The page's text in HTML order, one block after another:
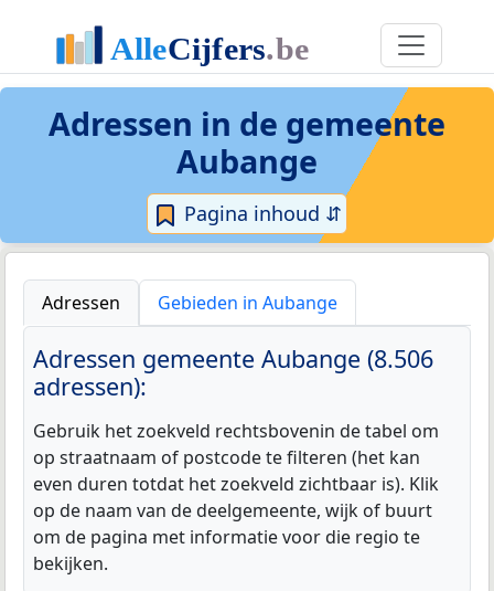
Adressen in de gemeente
Aubange
Pagina inhoud ⇵
Adressen Gebieden in Aubange
Adressen gemeente Aubange (8.506
adressen):
Gebruik het zoekveld rechtsbovenin de tabel om
op straatnaam of postcode te filteren (het kan
even duren totdat het zoekveld zichtbaar is). Klik
op de naam van de deelgemeente, wijk of buurt
om de pagina met informatie voor die regio te
bekijken.